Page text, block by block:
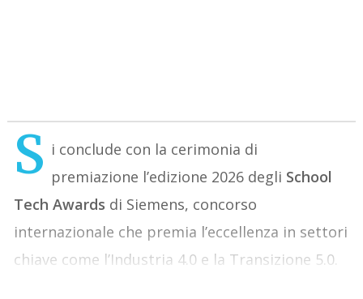
S i conclude con la cerimonia di
premiazione l’edizione 2026 degli School
Tech Awards di Siemens, concorso
internazionale che premia l’eccellenza in settori
chiave come l’Industria 4.0 e la Transizione 5.0.